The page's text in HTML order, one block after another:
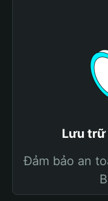
Lưu trữ
Đảm bảo an